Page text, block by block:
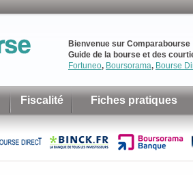
Bienvenue sur Comparabourse
Guide de la bourse et des
Fortuneo, Boursorama, Bourse
Fiscalité Fiches pratiques